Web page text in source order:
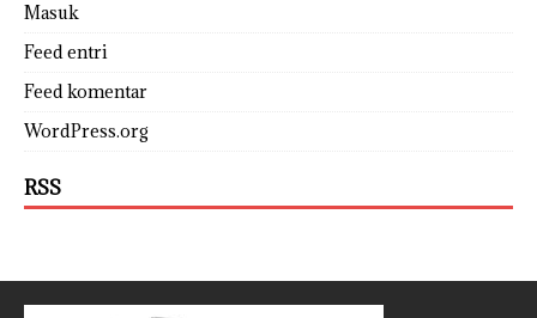
Masuk
Feed entri
Feed komentar
WordPress.org
RSS